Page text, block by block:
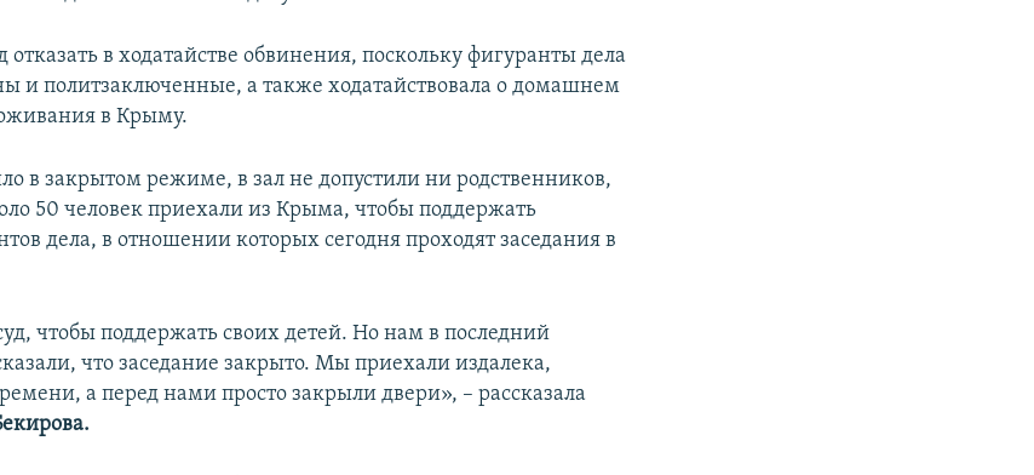
отказать в ходатайстве обвинения, поскольку фигуранты дела
и политзаключенные, а также ходатайствовала о домашнем
в Крыму.
в закрытом режиме, в зал не допустили ни родственников,
50 человек приехали из Крыма, чтобы поддержать
дела, в отношении которых сегодня проходят заседания в
чтобы поддержать своих детей. Но нам в последний
что заседание закрыто. Мы приехали издалека,
а перед нами просто закрыли двери», – рассказала